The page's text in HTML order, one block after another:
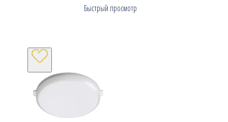
Быстрый просмотр